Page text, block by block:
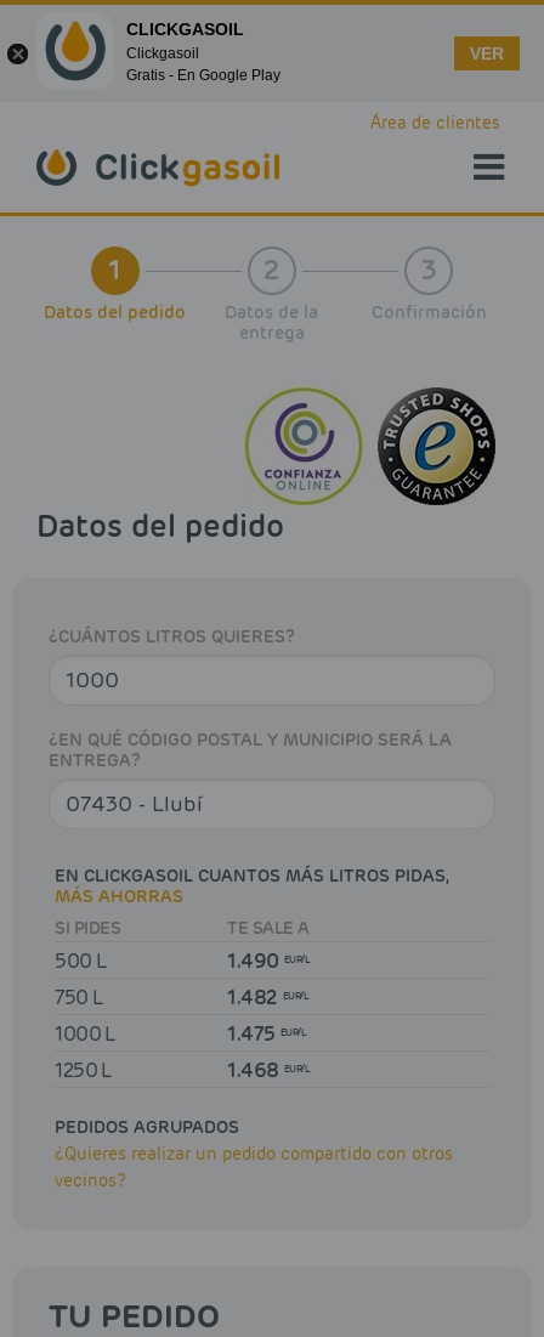
Área de clientes
1
Datos del pedido
2
Datos de la
entrega
3
Confirmación
Datos del pedido
¿CUÁNTOS LITROS QUIERES?
¿EN QUÉ CÓDIGO POSTAL Y MUNICIPIO SERÁ LA
ENTREGA?
EN CLICKGASOIL CUANTOS MÁS LITROS PIDAS,
MÁS AHORRAS
SI PIDES
TE SALE A
500 L 1.490 EUR/L
750 L 1.482 EUR/L
1000 L 1.475 EUR/L
1250 L 1.468 EUR/L
PEDIDOS AGRUPADOS
¿Quieres realizar un pedido compartido con otros
vecinos?
TU PEDIDO
CLICKGASOIL
Clickgasoil
Gratis - En Google Play
VER